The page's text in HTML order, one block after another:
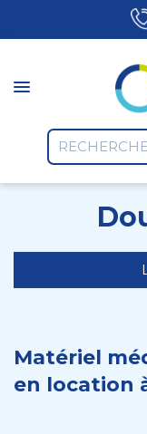
Matériel
en location